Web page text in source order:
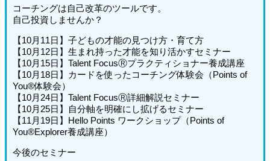
コーチングは自己改革のツールです。
自己投資しませんか？
【10月11日】子どもの才能の見つけ方・育て方
【10月12日】生まれ持った才能を知り活かすセミナー
【10月15日】Talent FocusⓇプラクティショナー養成講座
【10月18日】カードを使ったコーチング体験会（Points of
You®体験会）
【10月24日】Talent FocusⓇ詳細解説セミナー
【10月25日】自分軸を明確にし拡げるセミナー
【11月19日】Hello Points ワークショップ（Points of
You®Explorer養成講座）
今後のセミナー